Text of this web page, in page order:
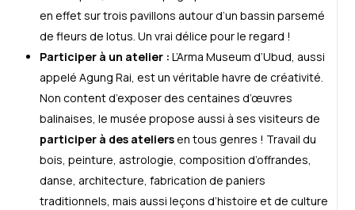
en effet sur trois pavillons autour d’un bassin parsemé
de fleurs de lotus. Un vrai délice pour le regard !
Participer à un atelier : L’Arma Museum d’Ubud, aussi
appelé Agung Rai, est un véritable havre de créativité.
Non content d’exposer des centaines d’œuvres
balinaises, le musée propose aussi à ses visiteurs de
participer à des ateliersen tous genres ! Travail du
bois, peinture, astrologie, composition d’offrandes,
danse, architecture, fabrication de paniers
traditionnels, mais aussi leçons d’histoire et de culture